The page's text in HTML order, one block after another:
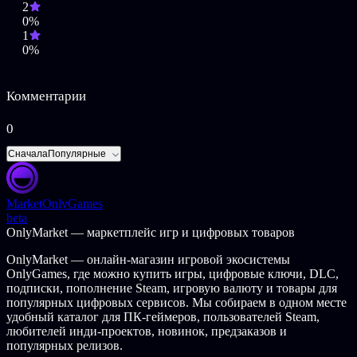
Настройте своего скаута, научитесь хитростям, чтобы
вздымать деревья с помощью грибов, и используйте буквы,
чтобы скользить по воздуху.
Зарабатывайте значки Mail Scout, чтобы улучшить свои
Исследуйте причудливый лес
От рощи Грумблвуд до опушки леса, исследуйте уникальные
места прямо со страниц книги сказок, познакомьтесь с их
обитателями, а затем доставьте всю почту!
Откройте для себя и исследуйте 8 различных областей.
Здесь есть на что посмотреть: от оживленной лесной
деревни до туманного болота и мирной фермы!
Собирайте спрятанные безделушки, чтобы пополнить
свою коллекцию и заработать все значки почтового
скаута!
Достигайте новых высот, используя способности к
скольжению и прыжкам. На какое самое высокое место
вы можете забраться?
2
0%
1
0%
Комментарии
0
СначалаПопулярные
MarketOnlyGames
beta
OnlyMarket — маркетплейс игр и цифровых товаров
OnlyMarket — онлайн-магазин игровой экосистемы
OnlyGames, где можно купить игры, цифровые ключи, DLC,
подписки, пополнение Steam, игровую валюту и товары для
популярных цифровых сервисов. Мы собираем в одном месте
удобный каталог для ПК-геймеров, пользователей Steam,
любителей инди-проектов, новинок, предзаказов и
популярных релизов.